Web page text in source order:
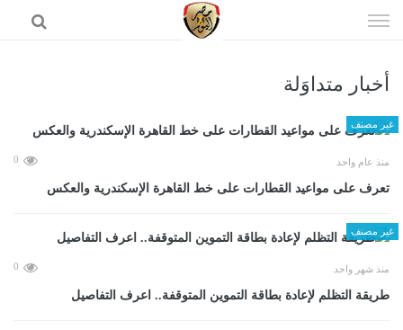
الى
أخبار متداوَلة
غير مصنف
منذ عام واحد 0
تعرف على مواعيد القطارات على خط القاهرة الإسكندرية والعكس
غير مصنف
منذ شهر واحد 0
طريقة التظلم لإعادة بطاقة التموين المتوقفة.. اعرف التفاصيل